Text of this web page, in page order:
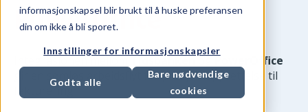
informasjonskapsel blir brukt til å huske preferansen
din om ikke å bli sporet.
Innstillinger for informasjonskapsler
Godta alle
Bare nødvendige
cookies
PowerOffice
Integrasjonen mellomTidsbankenogPowerOffice
gir en sømløs arbeidsflyt fra prosjektopprettelse til
fakturering